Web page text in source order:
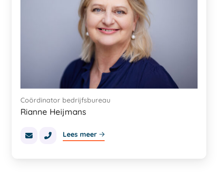
Rianne Heijmans
Coördinator bedrijfsbureau
Lees meer